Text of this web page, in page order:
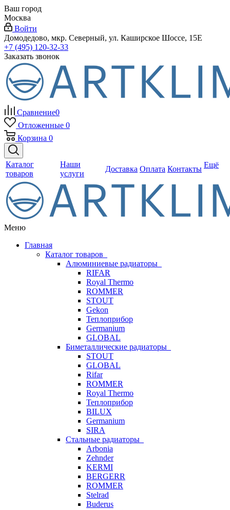
Ваш город
Москва
Войти
Домодедово, мкр. Северный, ул. Каширское Шоссе, 15Е
+7 (495) 120-32-33
Заказать звонок
Сравнение0
Отложенные 0
Корзина 0
Каталог
товаров
Наши
услуги
Доставка Оплата Контакты Ещё
Меню
Главная
Каталог товаров
Алюминиевые радиаторы
RIFAR
Royal Thermo
ROMMER
STOUT
Gekon
Теплоприбор
Germanium
GLOBAL
Биметаллические радиаторы
STOUT
GLOBAL
Rifar
ROMMER
Royal Thermo
Теплоприбор
BILUX
Germanium
SIRA
Стальные радиаторы
Arbonia
Zehnder
KERMI
BERGERR
ROMMER
Stelrad
Buderus